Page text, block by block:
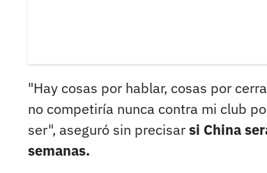
"Hay cosas por hablar, cosas por
no competiría nunca contra mi club
ser", aseguró sin precisarsi China
semanas.